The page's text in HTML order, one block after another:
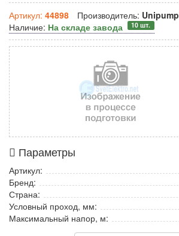
Артикул: 44898 Производитель: Unipump
Наличие: На складе завода 10 шт.
Параметры
Артикул:
Бренд:
Страна:
Условный проход, мм:
Максимальный напор, м: